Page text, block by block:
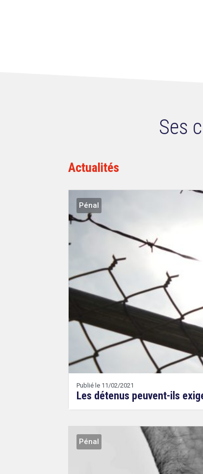
Ses
Actualités
Pénal
Publié le 11/02/2021
Les détenus peuvent-ils
Pénal
search